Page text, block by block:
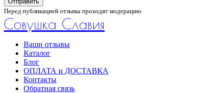
Перед публикацией отзывы проходят модерацию
Совушка Славия
Ваши отзывы
Каталог
Блог
ОПЛАТА и ДОСТАВКА
Контакты
Обратная связь